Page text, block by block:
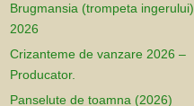
Brugmansia (trompeta ingerului)
2026
Crizanteme de vanzare 2026 –
Producator.
Panselute de toamna (2026)